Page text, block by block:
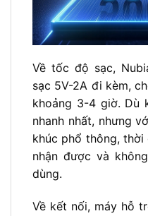
Về tốc độ sạc,
sạc 5V-2A đi kèm,
khoảng 3-4 giờ. Dù
nhanh nhất, nhưng
khúc phổ thông,
nhận được và
dùng.
Về kết nối, máy hỗ